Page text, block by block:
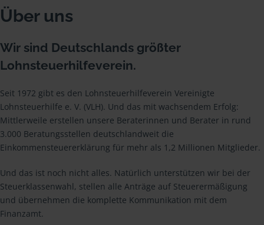
Über uns
Wir sind Deutschlands größter
Lohnsteuerhilfeverein.
Seit 1972 gibt es den Lohnsteuerhilfeverein Vereinigte
Lohnsteuerhilfe e. V. (VLH). Und das mit wachsendem Erfolg:
Mittlerweile erstellen unsere Beraterinnen und Berater in rund
3.000 Beratungsstellen deutschlandweit die
Einkommensteuererklärung für mehr als 1,2 Millionen Mitglieder.
Und das ist noch nicht alles. Natürlich unterstützen wir bei der
Steuerklassenwahl, stellen alle Anträge auf Steuerermäßigung
und übernehmen die komplette Kommunikation mit dem
Finanzamt.